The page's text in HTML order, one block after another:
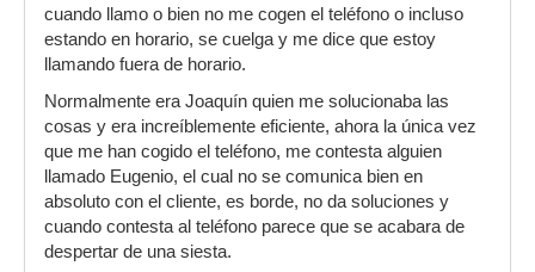
cuando llamo o bien no me cogen el teléfono o incluso
estando en horario, se cuelga y me dice que estoy
llamando fuera de horario.
Normalmente era Joaquín quien me solucionaba las
cosas y era increíblemente eficiente, ahora la única vez
que me han cogido el teléfono, me contesta alguien
llamado Eugenio, el cual no se comunica bien en
absoluto con el cliente, es borde, no da soluciones y
cuando contesta al teléfono parece que se acabara de
despertar de una siesta.